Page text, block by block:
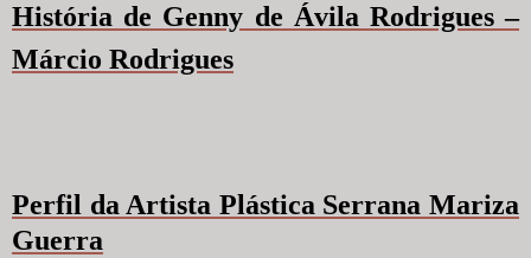
História de Genny de Ávila Rodrigues –
Márcio Rodrigues
Perfil da Artista Plástica Serrana Mariza
Guerra